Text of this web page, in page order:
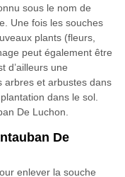
sous le nom de
Une fois les souches
plants (fleurs,
peut également être
d’ailleurs une
arbres et arbustes dans
dans le sol.
De Luchon.
De
enlever la souche